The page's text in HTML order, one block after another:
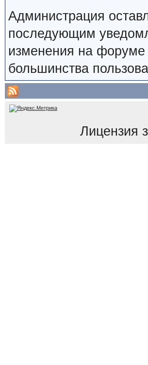
Администрация
последующим
изменения на форуме
большинства
Лицензия